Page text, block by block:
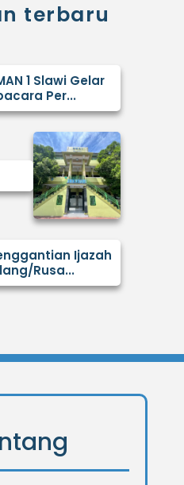
terbaru
1 Slawi Gelar
Per...
Ijazah
Rusa...